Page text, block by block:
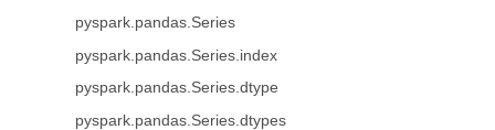
pyspark.pandas.Series
pyspark.pandas.Series.index
pyspark.pandas.Series.dtype
pyspark.pandas.Series.dtypes